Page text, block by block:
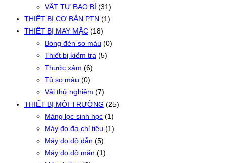
VẬT TƯ BAO BÌ (31)
THIẾT BỊ CƠ BẢN PTN (1)
THIẾT BỊ MAY MẶC (18)
Bóng đèn so màu (0)
Thiết bị kiểm tra (5)
Thước xám (6)
Tủ so màu (0)
Vải thử nghiệm (7)
THIẾT BỊ MÔI TRƯỜNG (25)
Màng lọc sinh học (1)
Máy đo đa chỉ tiêu (1)
Máy đo độ dẫn (5)
Máy đo độ mặn (1)